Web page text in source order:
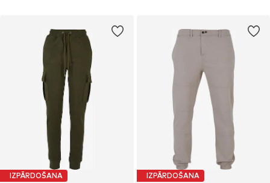
IZPĀRDOŠANA IZPĀRDOŠANA